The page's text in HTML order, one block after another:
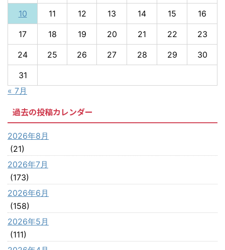
10 11 12 13 14 15 16
17 18 19 20 21 22 23
24 25 26 27 28 29 30
31
« 7月
過去の投稿カレンダー
2026年8月
(21)
2026年7月
(173)
2026年6月
(158)
2026年5月
(111)